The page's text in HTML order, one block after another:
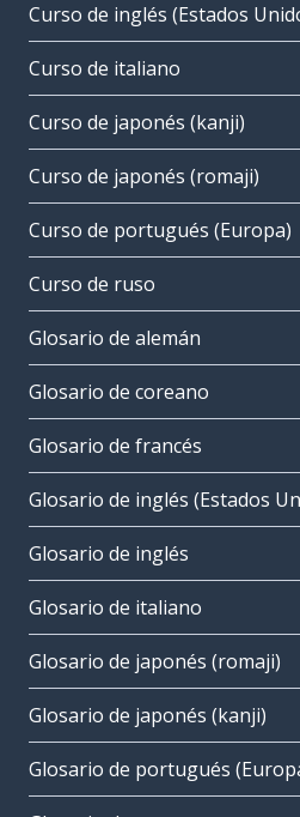
Curso de inglés (Estados
Curso de italiano
Curso de japonés (kanji)
Curso de japonés (romaji)
Curso de portugués (Europa)
Curso de ruso
Glosario de alemán
Glosario de coreano
Glosario de francés
Glosario de inglés (Estados
Glosario de inglés
Glosario de italiano
Glosario de japonés (romaji)
Glosario de japonés (kanji)
Glosario de portugués